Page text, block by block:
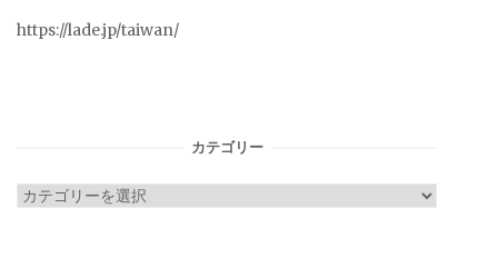
https://lade.jp/taiwan/
カテゴリー
カ